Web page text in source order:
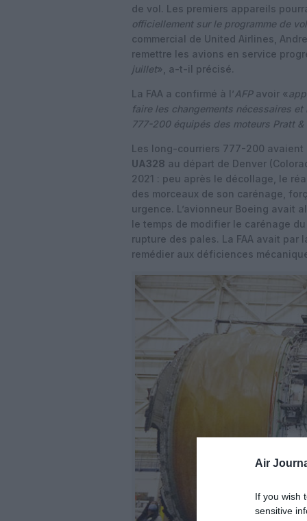
Air
If you wish
sensitive
de vol. Les premiers appareils
officiellement sur le programme de
commercial de United Airlines,
remettre les avions en service
juillet», a-t-il précisé.
La FAA a confirmé à l’AFPavoir «
faire les changements nécessaires
777-200 équipés des moteurs Pratt
Les long-courriers 777-200
UA328 au départ de Denver
2021 : peu après le décollage, le
des morceaux de son carénage,
urgence. L’avionneur Boeing avait
le temps de modifier le carénage
rupture des pales. La FAA avait
remédier aux déficiences